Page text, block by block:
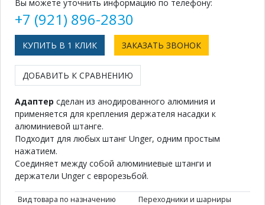
Вы можете уточнить информацию по телефону:
+7 (921) 896-2830
КУПИТЬ В 1 КЛИК ЗАКАЗАТЬ ЗВОНОК
ДОБАВИТЬ К СРАВНЕНИЮ
Адаптер сделан из анодированного алюминия и
применяется для крепления держателя насадки к
алюминиевой штанге.
Подходит для любых штанг Unger, одним простым
нажатием.
Соединяет между собой алюминиевые штанги и
держатели Unger с еврорезьбой.
Вид товара по назначению Переходники и шарниры